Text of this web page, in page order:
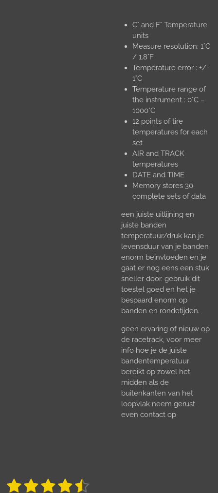
C° and F° Temperature
units
Measure resolution: 1°C
/ 1.8°F
Temperature error : +/-
1°C
Temperature range of
the instrument : 0°C –
1000°C
12 points of tire
temperatures for each
set
AIR and TRACK
temperatures
DATE and TIME
Memory stores 30
complete sets of data
een juiste uitlijning en
juiste banden
temperatuur/druk kan je
levensduur van je banden
enorm beinvloeden en je
gaat er nog eens een stuk
sneller door. gebruik dit
toestel goed en het je
bespaard enorm op
banden en rondetijden.
geen ervaring of nieuw op
de racetrack, voor meer
info hoe je de juiste
bandentemperatuur
bereikt op zowel het
midden als de
buitenkanten van het
loopvlak neem gerust
even contact op
R
1
2 3 4 5